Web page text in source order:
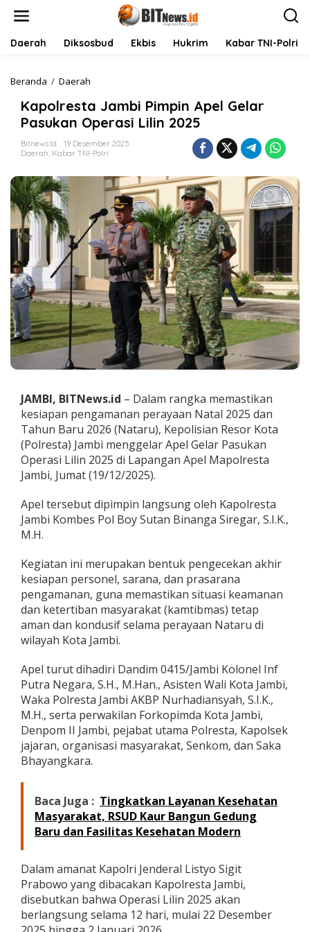
Daerah Diksosbud Ekbis Hukrim Kabar TNI-Polri
Beranda / Daerah
p
o
r
e
a
m
b
i
m
p
n
A
e
e
l
a
r
P
a
s
k
a
e
r
s
i
L
i
i
n
2
0
2
5
Kapolresta Jambi Pimpin Apel Gelar
Pasukan Operasi Lilin 2025
Bitnews.id
19 Desember 2025
Daerah, Kabar TNI-Polri
JAMBI, BITNews.id – Dalam rangka memastikan
kesiapan pengamanan perayaan Natal 2025 dan
Tahun Baru 2026 (Nataru), Kepolisian Resor Kota
(Polresta) Jambi menggelar Apel Gelar Pasukan
Operasi Lilin 2025 di Lapangan Apel Mapolresta
Jambi, Jumat (19/12/2025).
Apel tersebut dipimpin langsung oleh Kapolresta
Jambi Kombes Pol Boy Sutan Binanga Siregar, S.I.K.,
M.H.
Kegiatan ini merupakan bentuk pengecekan akhir
kesiapan personel, sarana, dan prasarana
pengamanan, guna memastikan situasi keamanan
dan ketertiban masyarakat (kamtibmas) tetap
aman dan kondusif selama perayaan Nataru di
wilayah Kota Jambi.
Apel turut dihadiri Dandim 0415/Jambi Kolonel Inf
Putra Negara, S.H., M.Han., Asisten Wali Kota Jambi,
Waka Polresta Jambi AKBP Nurhadiansyah, S.I.K.,
M.H., serta perwakilan Forkopimda Kota Jambi,
Denpom II Jambi, pejabat utama Polresta, Kapolsek
jajaran, organisasi masyarakat, Senkom, dan Saka
Bhayangkara.
Baca Juga : Tingkatkan Layanan Kesehatan
Masyarakat, RSUD Kaur Bangun Gedung
Baru dan Fasilitas Kesehatan Modern
Dalam amanat Kapolri Jenderal Listyo Sigit
Prabowo yang dibacakan Kapolresta Jambi,
disebutkan bahwa Operasi Lilin 2025 akan
berlangsung selama 12 hari, mulai 22 Desember